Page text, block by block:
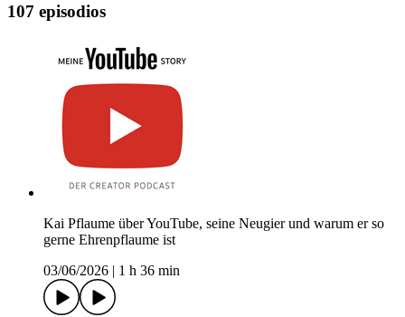
107 episodios
Kai Pflaume über YouTube, seine Neugier und warum er so
gerne Ehrenpflaume ist
03/06/2026 | 1 h 36 min